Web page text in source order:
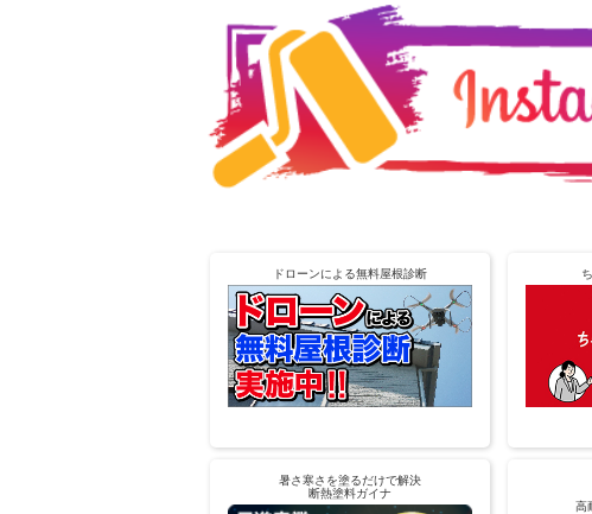
ドローンによる無料屋根診断
暑さ寒さを塗るだけで解決
断熱塗料ガイナ
高